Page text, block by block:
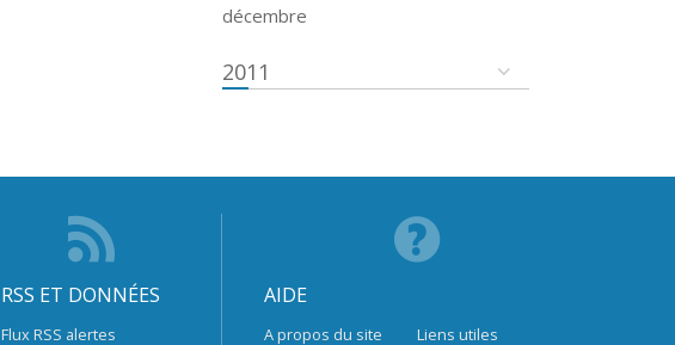
décembre
2011
RSS ET DONNÉES
Flux RSS alertes
AIDE
A propos du site Liens utiles